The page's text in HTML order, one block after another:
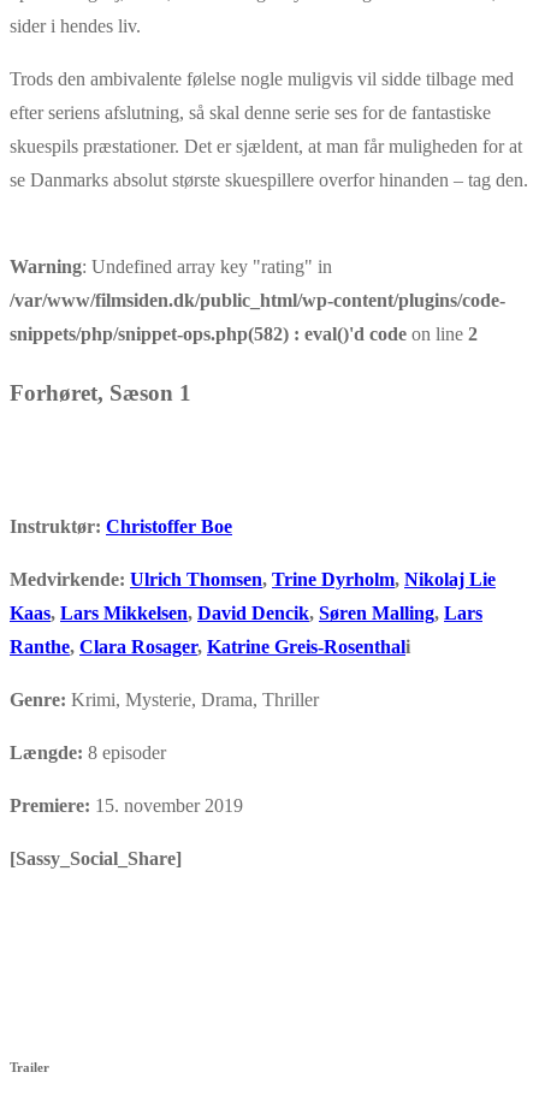
sider i hendes liv.
Trods den ambivalente følelse nogle muligvis vil sidde tilbage med
efter seriens afslutning, så skal denne serie ses for de fantastiske
skuespils præstationer. Det er sjældent, at man får muligheden for at
se Danmarks absolut største skuespillere overfor hinanden – tag den.
Warning: Undefined array key "rating" in
/var/www/filmsiden.dk/public_html/wp-content/plugins/code-
snippets/php/snippet-ops.php(582) : eval()'d code on line 2
Forhøret​, Sæson 1
Instruktør: Christoffer Boe
Medvirkende: Ulrich Thomsen, Trine Dyrholm, Nikolaj Lie
Kaas, Lars Mikkelsen, David Dencik, Søren Malling, Lars
Ranthe, Clara Rosager, Katrine Greis-Rosenthali
Genre: Krimi, Mysterie, Drama, Thriller
Længde: 8 episoder
Premiere: 15. november 2019
[Sassy_Social_Share]
Trailer